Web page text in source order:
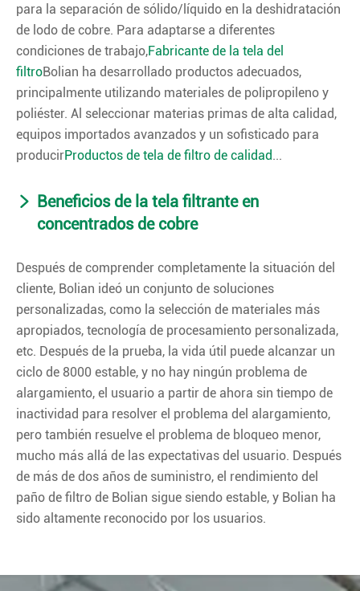
para la separación de sólido/líquido en la deshidratación
de lodo de cobre. Para adaptarse a diferentes
condiciones de trabajo,Fabricante de la tela del
filtroBolian ha desarrollado productos adecuados,
principalmente utilizando materiales de polipropileno y
poliéster. Al seleccionar materias primas de alta calidad,
equipos importados avanzados y un sofisticado para
producirProductos de tela de filtro de calidad...
Beneficios de la tela filtrante en
concentrados de cobre
Después de comprender completamente la situación del
cliente, Bolian ideó un conjunto de soluciones
personalizadas, como la selección de materiales más
apropiados, tecnología de procesamiento personalizada,
etc. Después de la prueba, la vida útil puede alcanzar un
ciclo de 8000 estable, y no hay ningún problema de
alargamiento, el usuario a partir de ahora sin tiempo de
inactividad para resolver el problema del alargamiento,
pero también resuelve el problema de bloqueo menor,
mucho más allá de las expectativas del usuario. Después
de más de dos años de suministro, el rendimiento del
paño de filtro de Bolian sigue siendo estable, y Bolian ha
sido altamente reconocido por los usuarios.